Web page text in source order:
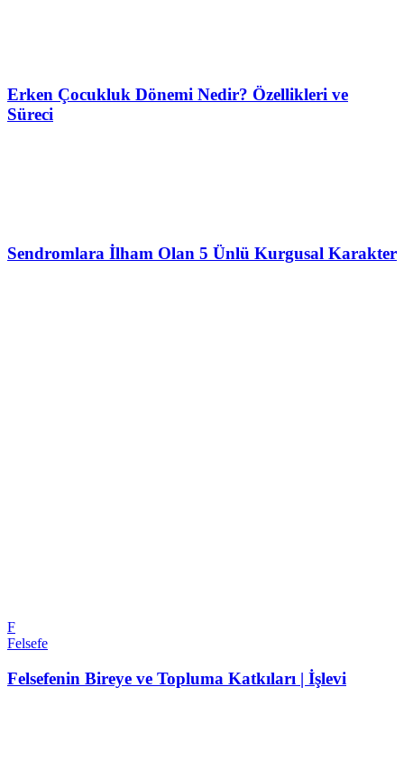
Erken Çocukluk Dönemi Nedir? Özellikleri ve
Süreci
Sendromlara İlham Olan 5 Ünlü Kurgusal Karakter
F
Felsefe
Felsefenin Bireye ve Topluma Katkıları | İşlevi